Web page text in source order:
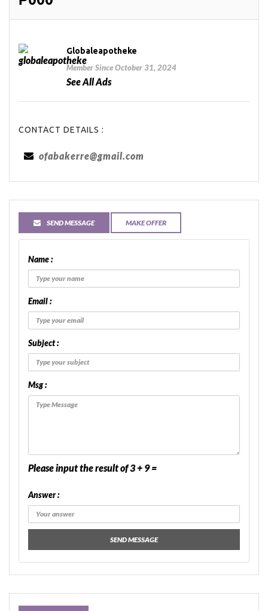
Globaleapotheke
Member Since October 31, 2024
See All Ads
CONTACT DETAILS :
ofabakerre@gmail.com
SEND MESSAGE MAKE OFFER
Name :
Email :
Subject :
Msg :
Please input the result of 3 + 9 =
Answer :
SEND MESSAGE